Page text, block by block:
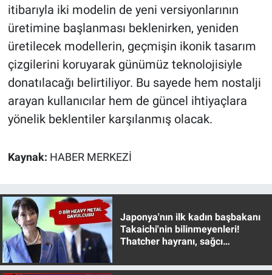
itibarıyla iki modelin de yeni versiyonlarının
üretimine başlanması beklenirken, yeniden
üretilecek modellerin, geçmişin ikonik tasarım
çizgilerini koruyarak günümüz teknolojisiyle
donatılacağı belirtiliyor. Bu sayede hem nostalji
arayan kullanıcılar hem de güncel ihtiyaçlara
yönelik beklentiler karşılanmış olacak.
Kaynak: HABER MERKEZİ
Japonya'nın ilk kadın başbakanı
Takaichi'nin bilinmeyenleri!
Thatcher hayranı, sağcı
Nedir
Popüler
Programlar
Sağlık
Türkiye'nin Geleceği
Türkiye'nin Gündemi
Yerel Gündem